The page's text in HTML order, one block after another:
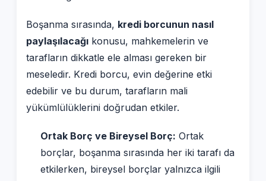
Boşanma sırasında, kredi borcunun nasıl
paylaşılacağı konusu, mahkemelerin ve
tarafların dikkatle ele alması gereken bir
meseledir. Kredi borcu, evin değerine etki
edebilir ve bu durum, tarafların mali
yükümlülüklerini doğrudan etkiler.
Ortak Borç ve Bireysel Borç: Ortak
borçlar, boşanma sırasında her iki tarafı da
etkilerken, bireysel borçlar yalnızca ilgili